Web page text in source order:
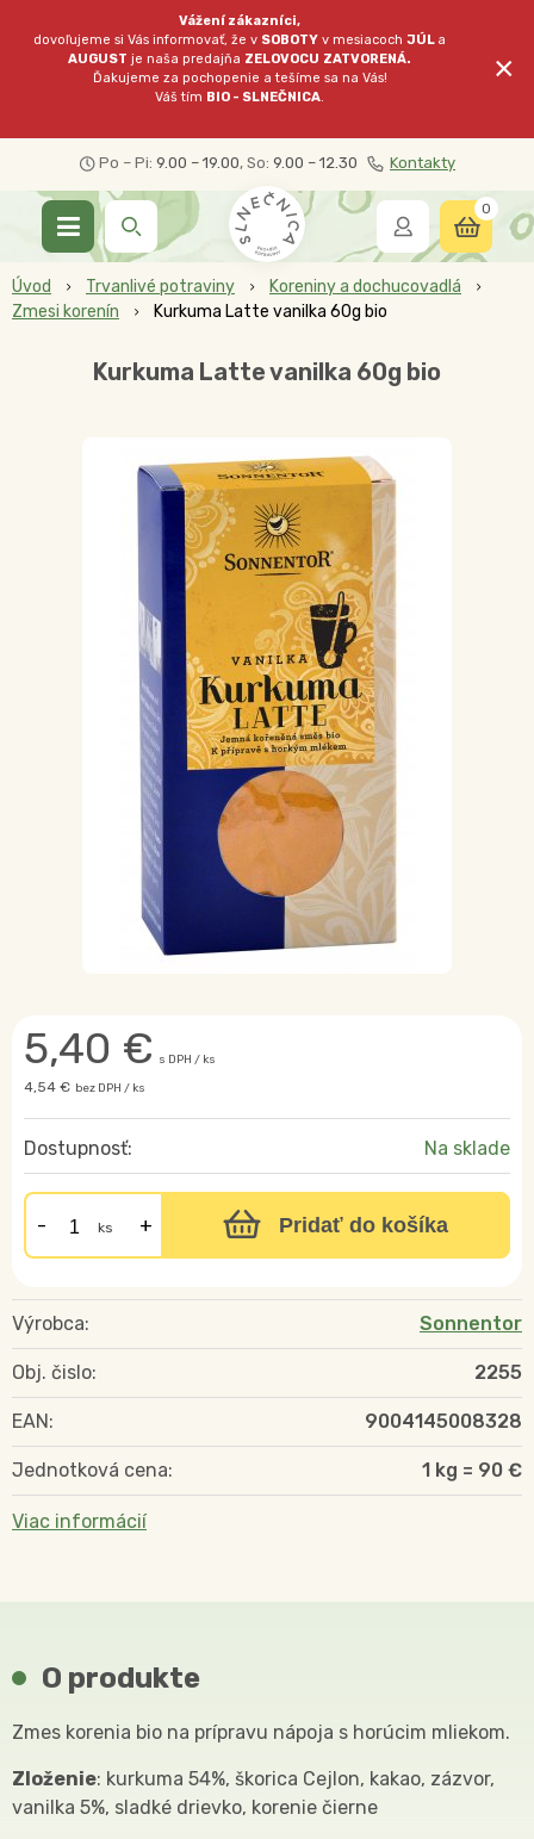
Vážení zákazníci,
dovoľujeme si Vás informovať, že v SOBOTY v mesiacochJÚL a
AUGUST je naša predajňa ZELOVOCU ZATVORENÁ.
Ďakujeme za pochopenie a tešíme sa na Vás!
Váš tím BIO - SLNEČNICA.
×
Po – Pi: 9.00 – 19.00, So: 9.00 – 12.30 Kontakty
0
Úvod Trvanlivé potraviny
Koreniny a dochucovadlá
Zmesi korenín
Kurkuma Latte vanilka 60g bio
Kurkuma Latte vanilka 60g bio
5,40 € s DPH / ks
4,54 € bez DPH / ks
Dostupnosť: Na sklade
ks Pridať do košíka
Výrobca: Sonnentor
Obj. čislo: 2255
EAN: 9004145008328
Jednotková cena: 1 kg = 90 €
Viac informácií
O produkte
Zmes korenia bio na prípravu nápoja s horúcim mliekom.
Zloženie: kurkuma 54%, škorica Cejlon, kakao, zázvor,
vanilka 5%, sladké drievko, korenie čierne